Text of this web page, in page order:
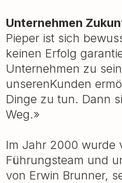
Unternehmen
Pieper ist sich
keinen Erfolg
Unternehmen zu
unserenKunden
Dinge zu tun. Dann
Weg.»
Im Jahr 2000 wurde
Führungsteam und
von Erwin Brunner,